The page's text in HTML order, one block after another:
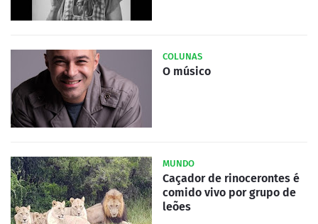
COLUNAS
O músico
MUNDO
Caçador de rinocerontes é
comido vivo por grupo de
leões